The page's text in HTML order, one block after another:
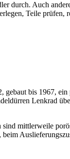
durch. Auch
Teile prüfen,
bis 1967,
Lenkrad
mittlerweile